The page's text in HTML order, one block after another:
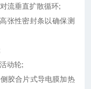
流垂直扩散循环;
张性密封条以确保测
动轮;
胶合片式导电膜加热